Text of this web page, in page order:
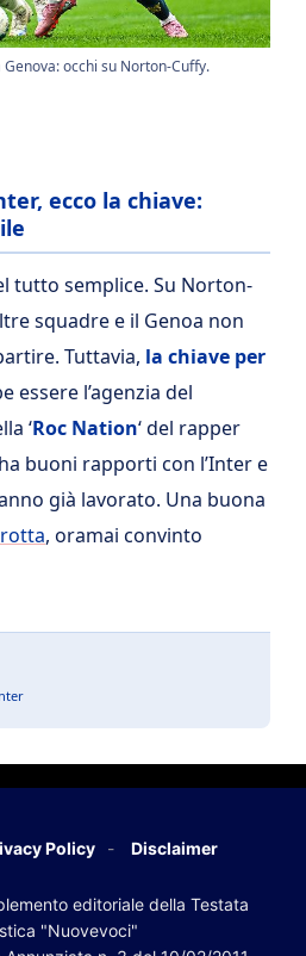
occhi su Norton-Cuffy.
ecco la chiave:
tutto semplice. Su Norton-
squadre e il Genoa non
Tuttavia, la chiave per
essere l’agenzia del
‘Roc Nation‘ del rapper
ha buoni rapporti con l’Inter e
già lavorato. Una buona
, oramai convinto
Policy Disclaimer
editoriale della Testata
"Nuovevoci"